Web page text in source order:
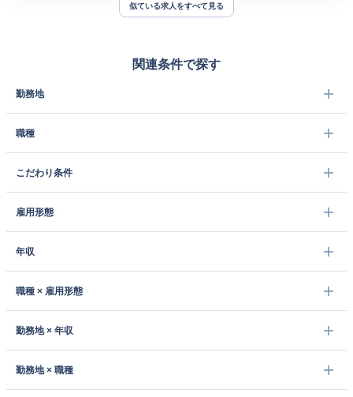
似ている求人をすべて見る
関連条件で探す
勤務地
職種
こだわり条件
雇用形態
年収
職種 × 雇用形態
勤務地 × 年収
勤務地 × 職種